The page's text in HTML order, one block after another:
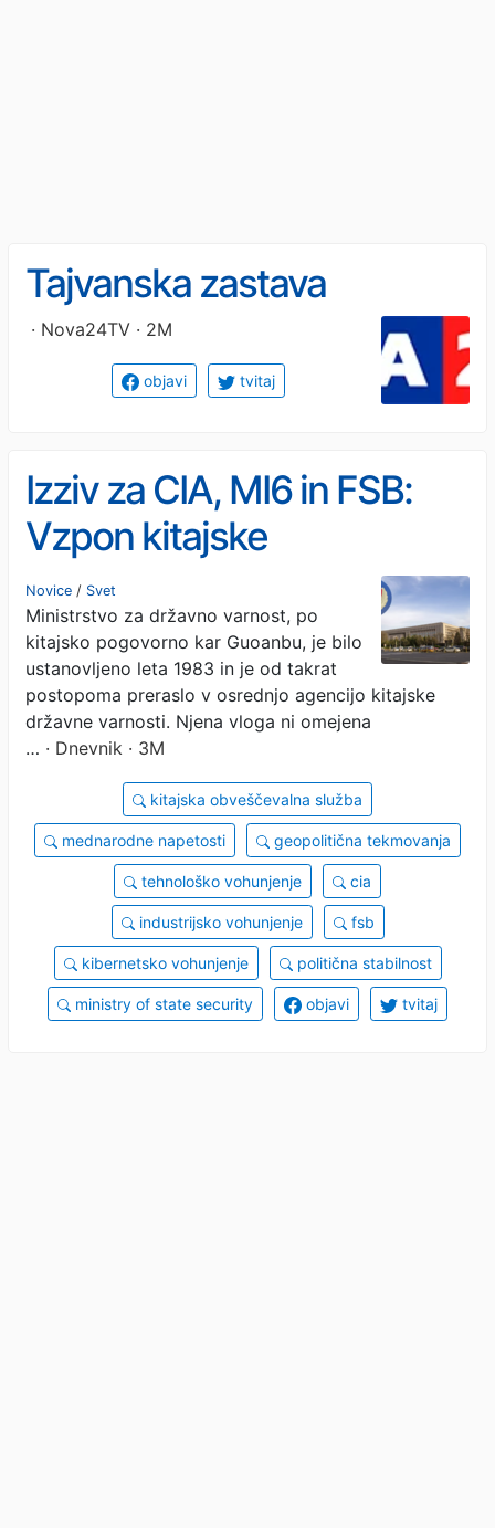
Tajvanska zastava
· Nova24TV · 2M
objavi tvitaj
Izziv za CIA, MI6 in FSB:
Vzpon kitajske
obveščevalne agencije
Guoanbu
Novice / Svet
Ministrstvo za državno varnost, po
kitajsko pogovorno kar Guoanbu, je bilo
ustanovljeno leta 1983 in je od takrat
postopoma preraslo v osrednjo agencijo kitajske
državne varnosti. Njena vloga ni omejena
… · Dnevnik · 3M
kitajska obveščevalna služba
mednarodne napetosti geopolitična tekmovanja
tehnološko vohunjenje cia
industrijsko vohunjenje fsb
kibernetsko vohunjenje politična stabilnost
ministry of state security objavi tvitaj